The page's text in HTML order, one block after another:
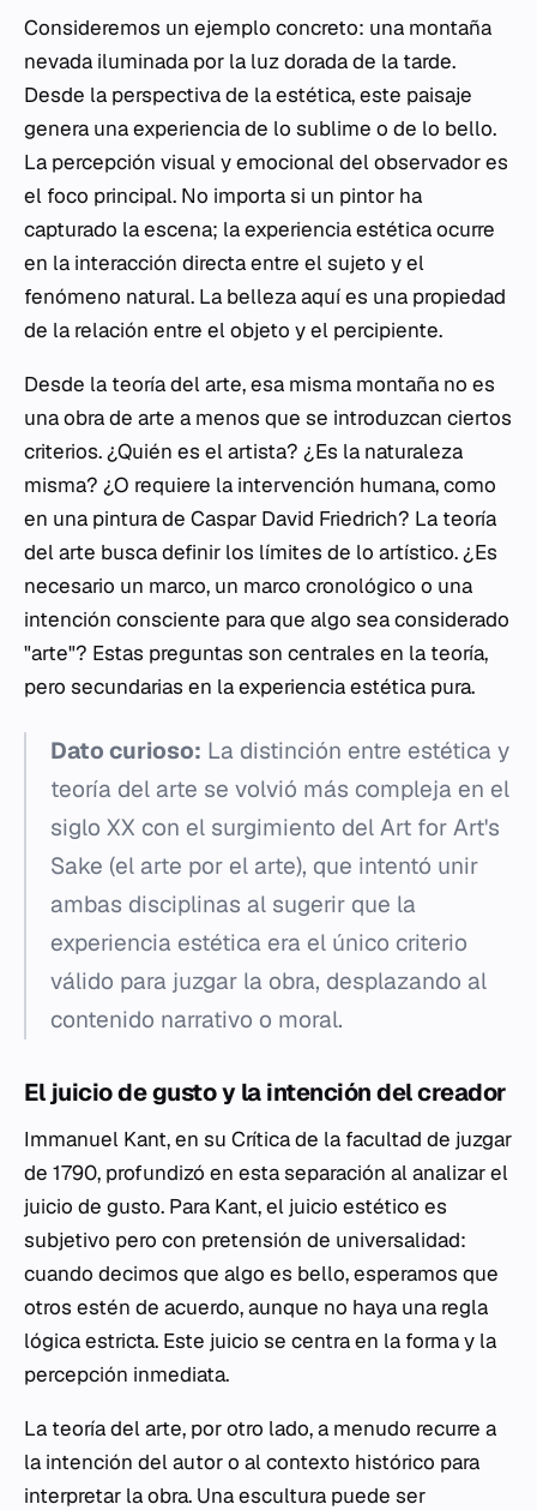
Consideremos un ejemplo concreto: una montaña
nevada iluminada por la luz dorada de la tarde.
Desde la perspectiva de la estética, este paisaje
genera una experiencia de lo sublime o de lo bello.
La percepción visual y emocional del observador es
el foco principal. No importa si un pintor ha
capturado la escena; la experiencia estética ocurre
en la interacción directa entre el sujeto y el
fenómeno natural. La belleza aquí es una propiedad
de la relación entre el objeto y el percipiente.
Desde la teoría del arte, esa misma montaña no es
una obra de arte a menos que se introduzcan ciertos
criterios. ¿Quién es el artista? ¿Es la naturaleza
misma? ¿O requiere la intervención humana, como
en una pintura de Caspar David Friedrich? La teoría
del arte busca definir los límites de lo artístico. ¿Es
necesario un marco, un marco cronológico o una
intención consciente para que algo sea considerado
"arte"? Estas preguntas son centrales en la teoría,
pero secundarias en la experiencia estética pura.
Dato curioso: La distinción entre estética y
teoría del arte se volvió más compleja en el
siglo XX con el surgimiento del Art for Art's
Sake (el arte por el arte), que intentó unir
ambas disciplinas al sugerir que la
experiencia estética era el único criterio
válido para juzgar la obra, desplazando al
contenido narrativo o moral.
El juicio de gusto y la intención del creador
Immanuel Kant, en su Crítica de la facultad de juzgar
de 1790, profundizó en esta separación al analizar el
juicio de gusto. Para Kant, el juicio estético es
subjetivo pero con pretensión de universalidad:
cuando decimos que algo es bello, esperamos que
otros estén de acuerdo, aunque no haya una regla
lógica estricta. Este juicio se centra en la forma y la
percepción inmediata.
La teoría del arte, por otro lado, a menudo recurre a
la intención del autor o al contexto histórico para
interpretar la obra. Una escultura puede ser